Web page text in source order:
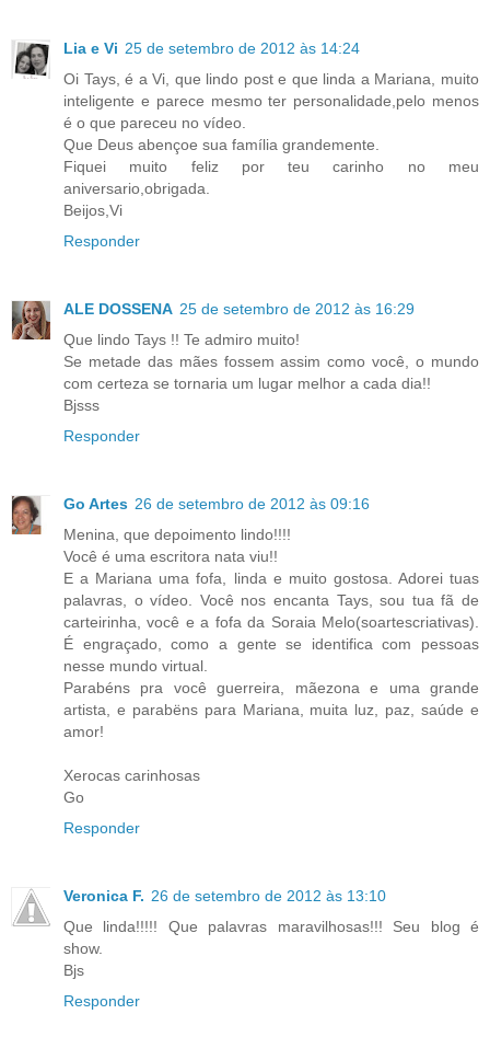
Lia e Vi 25 de setembro de 2012 às 14:24
Oi Tays, é a Vi, que lindo post e que linda a Mariana, muito
inteligente e parece mesmo ter personalidade,pelo menos
é o que pareceu no vídeo.
Que Deus abençoe sua família grandemente.
Fiquei muito feliz por teu carinho no meu
aniversario,obrigada.
Beijos,Vi
Responder
ALE DOSSENA 25 de setembro de 2012 às 16:29
Que lindo Tays !! Te admiro muito!
Se metade das mães fossem assim como você, o mundo
com certeza se tornaria um lugar melhor a cada dia!!
Bjsss
Responder
Go Artes 26 de setembro de 2012 às 09:16
Menina, que depoimento lindo!!!!
Você é uma escritora nata viu!!
E a Mariana uma fofa, linda e muito gostosa. Adorei tuas
palavras, o vídeo. Você nos encanta Tays, sou tua fã de
carteirinha, você e a fofa da Soraia Melo(soartescriativas).
É engraçado, como a gente se identifica com pessoas
nesse mundo virtual.
Parabéns pra você guerreira, mãezona e uma grande
artista, e parabëns para Mariana, muita luz, paz, saúde e
amor!
Xerocas carinhosas
Go
Responder
Veronica F. 26 de setembro de 2012 às 13:10
Que linda!!!!! Que palavras maravilhosas!!! Seu blog é
show.
Bjs
Responder